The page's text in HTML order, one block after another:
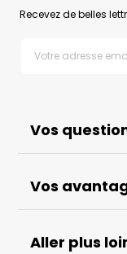
Vos
Vos
Aller plus
Recevez de belles